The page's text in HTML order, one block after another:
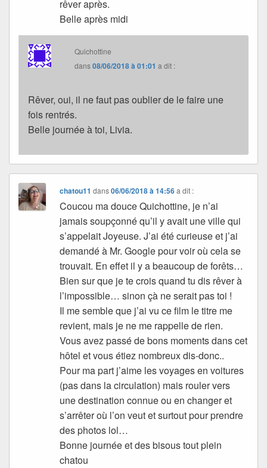
rêver après.
Belle après midi
Quichottine
dans08/06/2018 à 01:01 a dit :
Rêver, oui, il ne faut pas oublier de le faire une
fois rentrés.
Belle journée à toi, Livia.
chatou11 dans06/06/2018 à 14:56 a dit :
Coucou ma douce Quichottine, je n’ai
jamais soupçonné qu’il y avait une ville qui
s’appelait Joyeuse. J’ai été curieuse et j’ai
demandé à Mr. Google pour voir où cela se
trouvait. En effet il y a beaucoup de forêts…
Bien sur que je te crois quand tu dis rêver à
l’impossible… sinon çà ne serait pas toi !
Il me semble que j’ai vu ce film le titre me
revient, mais je ne me rappelle de rien.
Vous avez passé de bons moments dans cet
hôtel et vous étiez nombreux dis-donc..
Pour ma part j’aime les voyages en voitures
(pas dans la circulation) mais rouler vers
une destination connue ou en changer et
s’arrêter où l’on veut et surtout pour prendre
des photos lol…
Bonne journée et des bisous tout plein
chatou